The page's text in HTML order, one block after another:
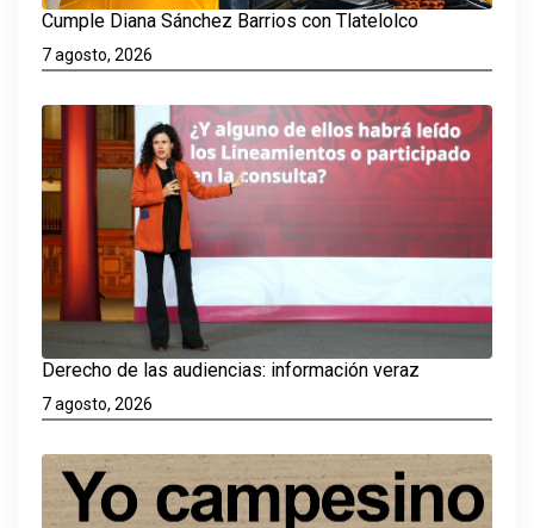
Cumple Diana Sánchez Barrios con Tlatelolco
7 agosto, 2026
Derecho de las audiencias: información veraz
7 agosto, 2026